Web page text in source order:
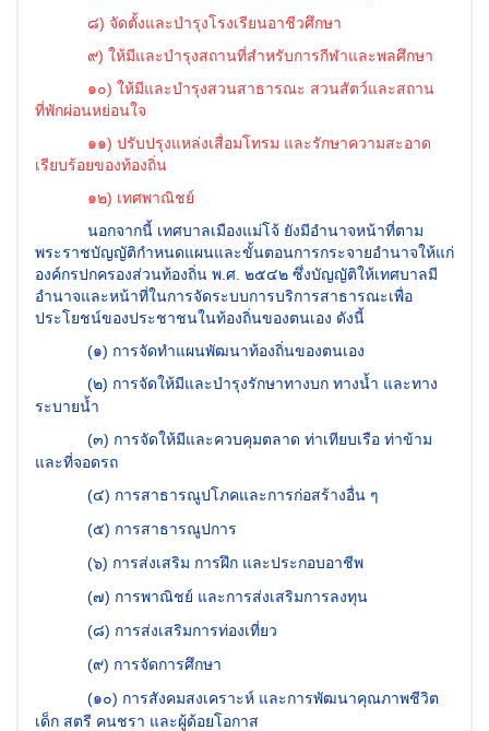
๘) จัดตั้งและบำรุงโรงเรียนอาชีวศึกษา
๙) ให้มีและบำรุงสถานที่สำหรับการกีฬาและพลศึกษา
๑๐) ให้มีและบำรุงสวนสาธารณะ สวนสัตว์และสถาน
ที่พักผ่อนหย่อนใจ
๑๑) ปรับปรุงแหล่งเสื่อมโทรม และรักษาความสะอาด
เรียบร้อยของท้องถิ่น
๑๒) เทศพาณิชย์
นอกจากนี้ เทศบาลเมืองแม่โจ้ ยังมีอำนาจหน้าที่ตาม
พระราชบัญญัติกำหนดแผนและขั้นตอนการกระจายอำนาจให้แก่
องค์กรปกครองส่วนท้องถิ่น พ.ศ. ๒๕๔๒ ซึ่งบัญญัติให้เทศบาลมี
อำนาจและหน้าที่ในการจัดระบบการบริการสาธารณะเพื่อ
ประโยชน์ของประชาชนในท้องถิ่นของตนเอง ดังนี้
(๑) การจัดทำแผนพัฒนาท้องถิ่นของตนเอง
(๒) การจัดให้มีและบำรุงรักษาทางบก ทางน้ำ และทาง
ระบายน้ำ
(๓) การจัดให้มีและควบคุมตลาด ท่าเทียบเรือ ท่าข้าม
และที่จอดรถ
(๔) การสาธารณูปโภคและการก่อสร้างอื่น ๆ
(๕) การสาธารณูปการ
(๖) การส่งเสริม การฝึก และประกอบอาชีพ
(๗) การพาณิชย์ และการส่งเสริมการลงทุน
(๘) การส่งเสริมการท่องเที่ยว
(๙) การจัดการศึกษา
(๑๐) การสังคมสงเคราะห์ และการพัฒนาคุณภาพชีวิต
เด็ก สตรี คนชรา และผู้ด้อยโอกาส